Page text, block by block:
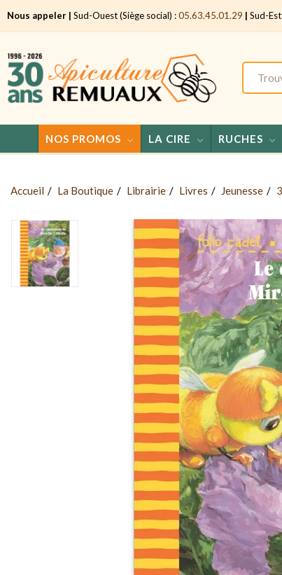
Nous appeler | Sud-Ouest (Siège social) :05.63.45.01.29 | Sud-
NOS PROMOS LA CIRE RUCHES
Accueil La Boutique Librairie Livres Jeunesse